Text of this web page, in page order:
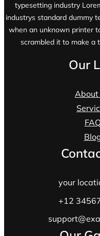
typesetting industry
industrys standard dummy
when an unknown printer
scrambled it to make a
Our
About
your
+12